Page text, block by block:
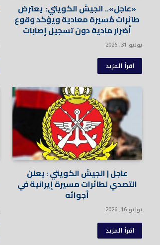
«عاجل».. الجيش الكويتي: يعترض
طائرات مُسيرة معادية ويؤكد وقوع
أضرار مادية دون تسجيل إصابات
يوليو 31, 2026
اقرأ المزيد
عاجل | الجيش الكويتي : يعلن
التصدي لطائرات مسيرة إيرانية في
أجوائه
يوليو 16, 2026
اقرأ المزيد